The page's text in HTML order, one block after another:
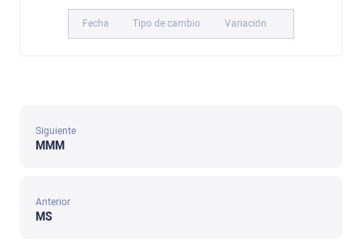
Fecha Tipo de cambio Variación
Siguiente
MMM
Anterior
MS